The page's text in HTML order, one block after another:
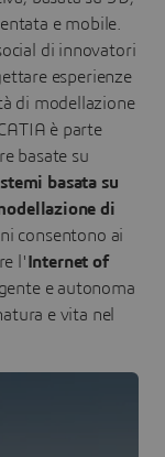
e mobile.
di innovatori
esperienze
di modellazione
è parte
basate su
basata su
di
consentono ai
l'Internet of
e autonoma
e vita nel